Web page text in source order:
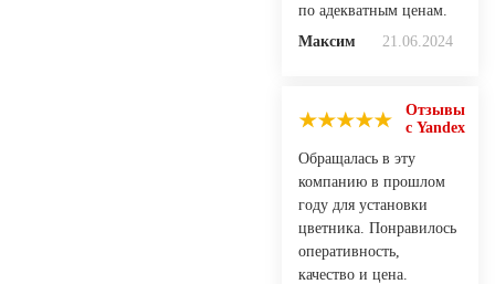
по адекватным ценам.
Максим
21.06.2024
Отзывы
с Yandex
Обращалась в эту
компанию в прошлом
году для установки
цветника. Понравилось
оперативность,
качество и цена.